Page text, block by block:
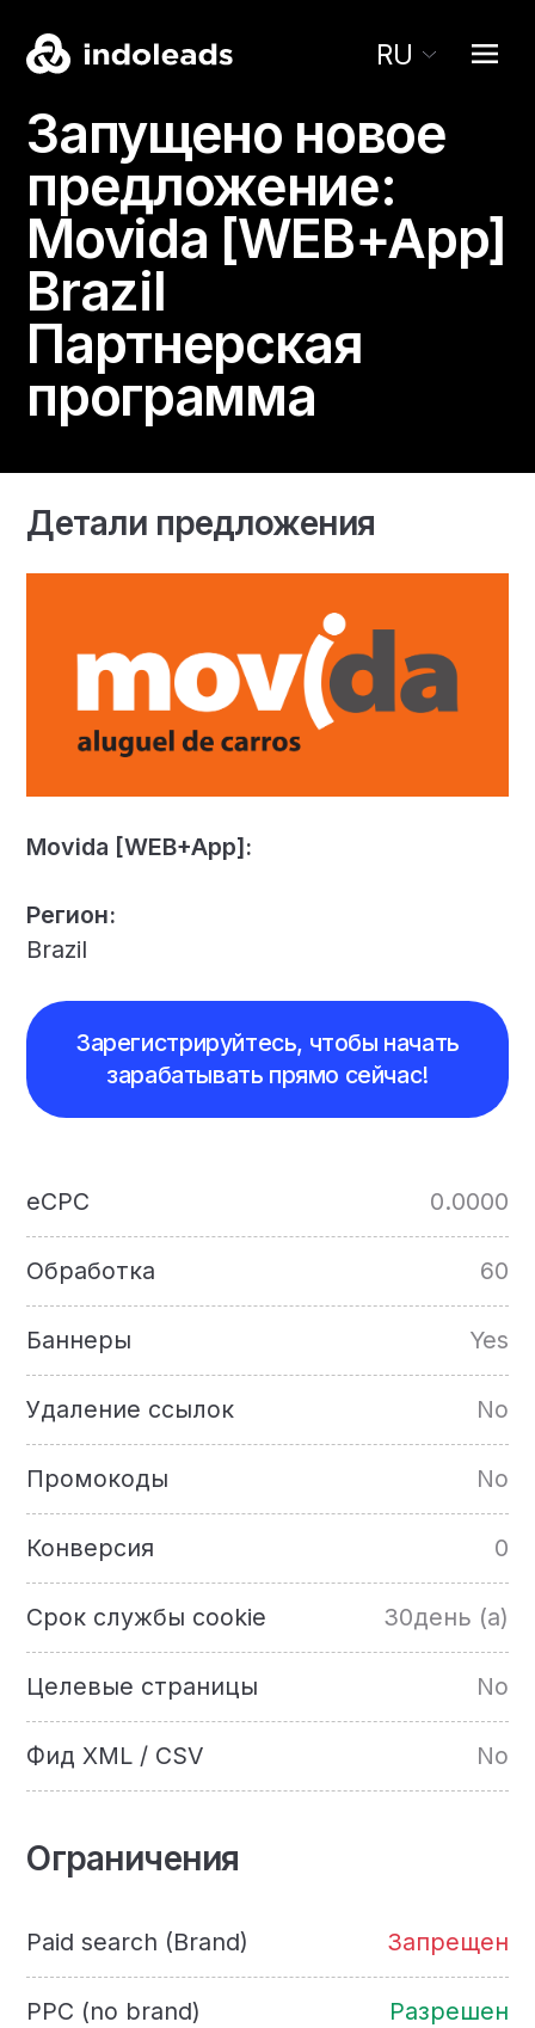
RU
Запущено новое
предложение:
Movida [WEB+App]
Brazil
Партнерская
программа
Детали предложения
Movida [WEB+App]:
Регион:
Brazil
Зарегистрируйтесь, чтобы начать
зарабатывать прямо сейчас!
eCPC 0.0000
Обработка 60
Баннеры Yes
Удаление ссылок No
Промокоды No
Конверсия 0
Срок службы cookie 30день (а)
Целевые страницы No
Фид XML / CSV No
Ограничения
Paid search (Brand) Запрещен
PPC (no brand) Разрешен